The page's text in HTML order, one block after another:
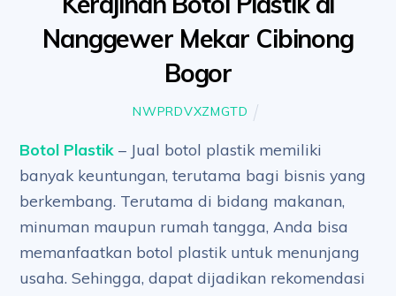
Nanggewer Mekar Cibinong
Bogor
NWPRDVXZMGTD
Botol Plastik – Jual botol plastik memiliki
banyak keuntungan, terutama bagi bisnis yang
berkembang. Terutama di bidang makanan,
minuman maupun rumah tangga, Anda bisa
memanfaatkan botol plastik untuk menunjang
usaha. Sehingga, dapat dijadikan rekomendasi